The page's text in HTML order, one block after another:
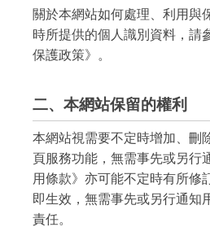
關於本網站如何處理、利用與
時所提供的個人識別資料，請
保護政策》。
二、本網站保留的權利
本網站視需要不定時增加、刪
頁服務功能，無需事先或另行
用條款》亦可能不定時有所修
即生效，無需事先或另行通知
責任。